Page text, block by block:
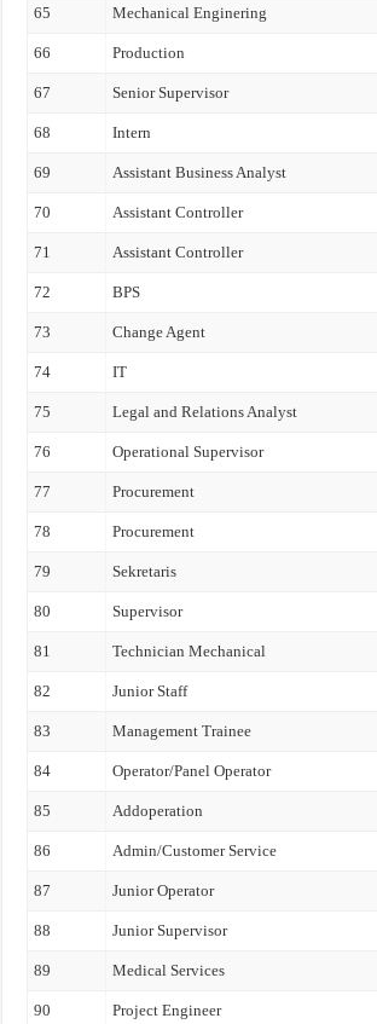
65 Mechanical Enginering
66 Production
67 Senior Supervisor
68 Intern
69 Assistant Business Analyst
70 Assistant Controller
71 Assistant Controller
72 BPS
73 Change Agent
74 IT
75 Legal and Relations Analyst
76 Operational Supervisor
77 Procurement
78 Procurement
79 Sekretaris
80 Supervisor
81 Technician Mechanical
82 Junior Staff
83 Management Trainee
84 Operator/Panel Operator
85 Addoperation
86 Admin/Customer Service
87 Junior Operator
88 Junior Supervisor
89 Medical Services
90 Project Engineer